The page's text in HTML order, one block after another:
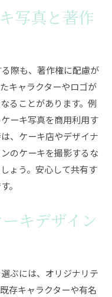
写真と著作
際も、著作権に配慮が
キャラクターやロゴが
ることがあります。例
ーキ写真を商用利用す
、ケーキ店やデザイナ
のケーキを撮影するな
ょう。安心して共有す
。
キデザイン
ぶには、オリジナリテ
存キャラクターや有名